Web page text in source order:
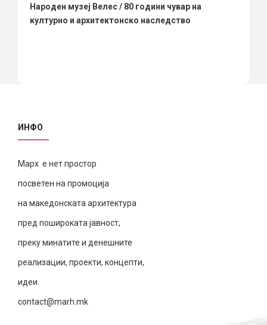
Народен музеј Велес / 80 години чувар на
културно и архитектонско наследство
ИНФО
Марх е нет простор
посветен на промоција
на македонската архитектура
пред пошироката јавност,
преку минатите и денешните
реализации, проекти, концепти,
идеи.
contact@marh.mk